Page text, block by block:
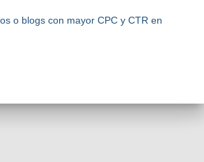
o blogs con mayor CPC y CTR en